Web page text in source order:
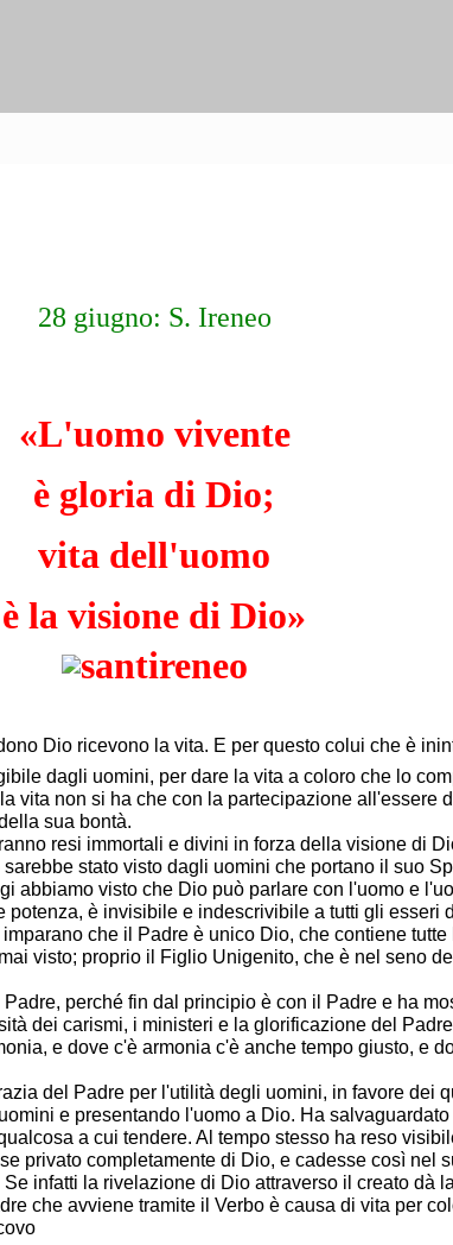
28 giugno: S. Ireneo
«L'uomo vivente
è gloria di Dio;
vita dell'uomo
è la visione di Dio»
Dio ricevono la vita. E per questo colui che è
dagli uomini, per dare la vita a coloro che lo
vita non si ha che con la partecipazione all'essere
sua bontà.
resi immortali e divini in forza della visione di
stato visto dagli uomini che portano il suo
abbiamo visto che Dio può parlare con l'uomo e
è invisibile e indescrivibile a tutti gli esseri
che il Padre è unico Dio, che contiene
visto; proprio il Figlio Unigenito, che è nel seno
perché fin dal principio è con il Padre e ha
dei carismi, i ministeri e la glorificazione del
e dove c'è armonia c'è anche tempo giusto, e
del Padre per l'utilità degli uomini, in favore dei
e presentando l'uomo a Dio. Ha
a cui tendere. Al tempo stesso ha reso
privato completamente di Dio, e cadesse così nel
infatti la rivelazione di Dio attraverso il creato dà
che avviene tramite il Verbo è causa di vita per